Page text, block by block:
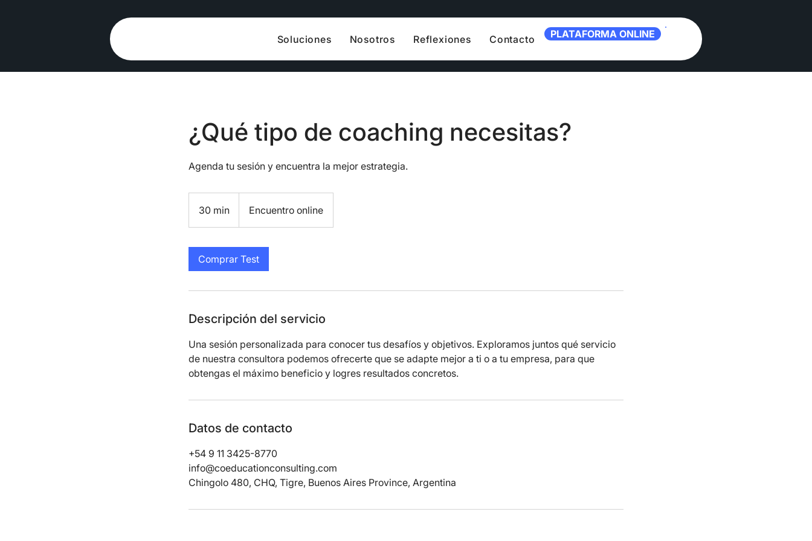
Soluciones Nosotros Reflexiones Contacto PLATAFORMA ONLINE
¿Qué tipo de coaching necesitas?
Agenda tu sesión y encuentra la mejor estrategia.
30 min
0
Encuentro online
Comprar Test
Descripción del servicio
Una sesión personalizada para conocer tus desafíos y objetivos. Exploramos juntos qué servicio
de nuestra consultora podemos ofrecerte que se adapte mejor a ti o a tu empresa, para que
obtengas el máximo beneficio y logres resultados concretos.
Datos de contacto
+54 9 11 3425-8770
info@coeducationconsulting.com
Chingolo 480, CHQ, Tigre, Buenos Aires Province, Argentina